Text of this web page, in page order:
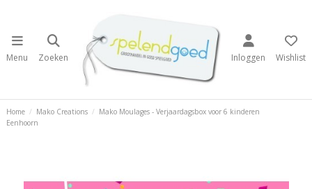
Menu Zoeken Inloggen Wishlist
Home Mako Creations
Mako Moulages - Verjaardagsbox voor 6 kinderen
Eenhoorn